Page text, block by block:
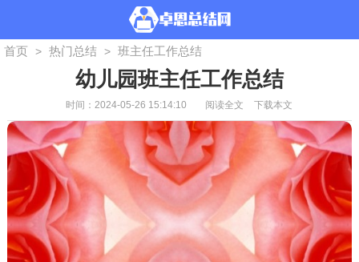
首页 > 热门总结 > 班主任工作总结
幼儿园班主任工作总结
时间：2024-05-26 15:14:10 阅读全文 下载本文